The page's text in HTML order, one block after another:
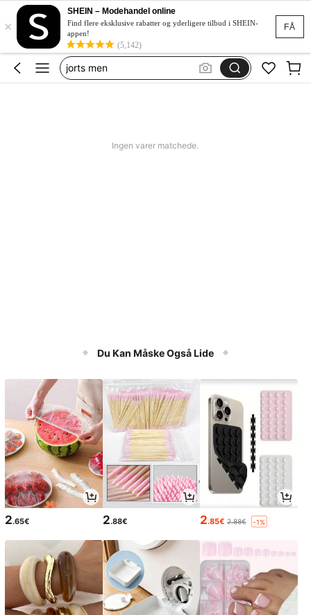
FÅ
×
SHEIN – Modehandel online
Find flere eksklusive rabatter og yderligere tilbud i SHEIN-
appen!
(5,142)
women swimming wear
missguided
jorts men
Ingen varer matchede.
Du Kan Måske Også Lide
2.65€ 2.88€ 2.85€ 2.88€ -1%